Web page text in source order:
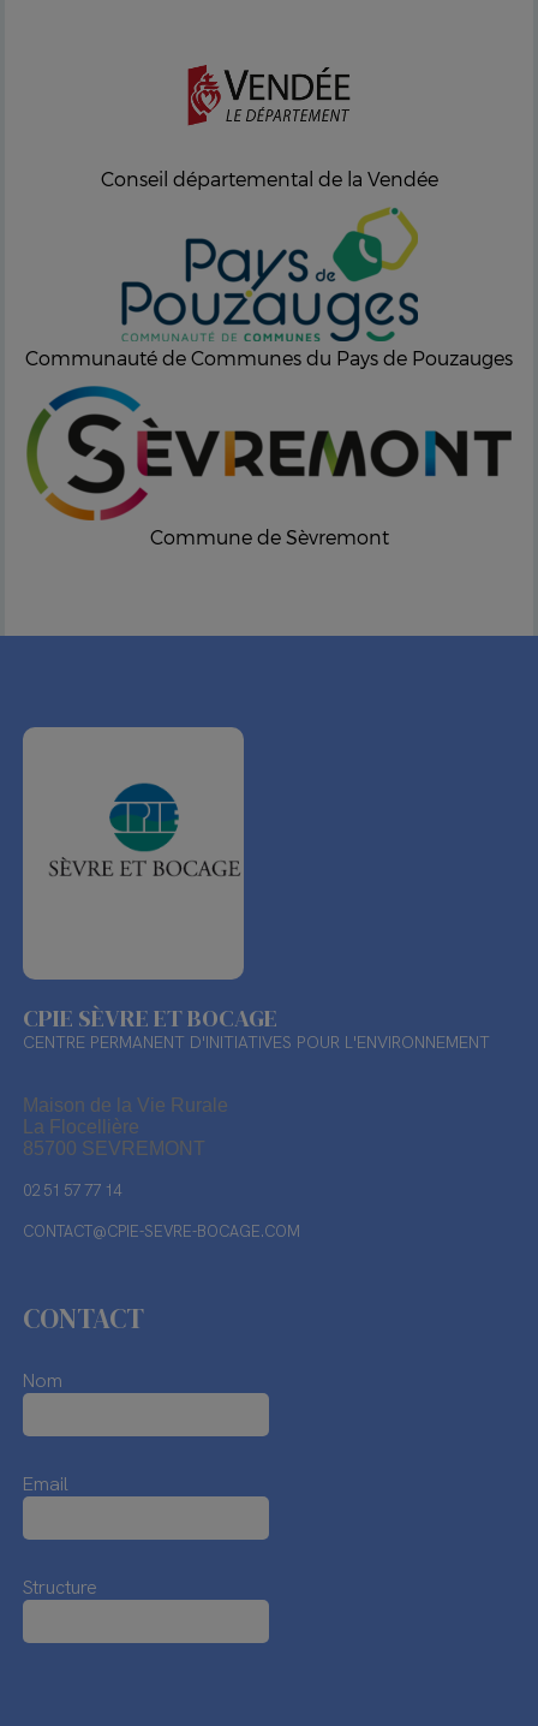
Conseil départemental de la Vendée
Communauté de Communes du Pays de Pouzauges
Commune de Sèvremont
CPIE SÈVRE ET BOCAGE
CENTRE PERMANENT D'INITIATIVES POUR L'ENVIRONNEMENT
Maison de la Vie Rurale
La Flocellière
85700 SEVREMONT
02 51 57 77 14
CONTACT@CPIE-SEVRE-BOCAGE.COM
CONTACT
Nom
Email
Structure